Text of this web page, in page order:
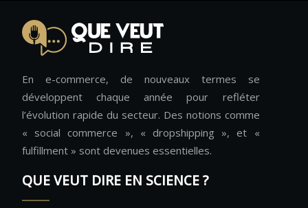
En e-commerce, de nouveaux termes se
développent chaque année pour refléter
l’évolution rapide du secteur. Des notions comme
« social commerce », « dropshipping », et «
fulfillment » sont devenues essentielles.
QUE VEUT DIRE EN SCIENCE ?